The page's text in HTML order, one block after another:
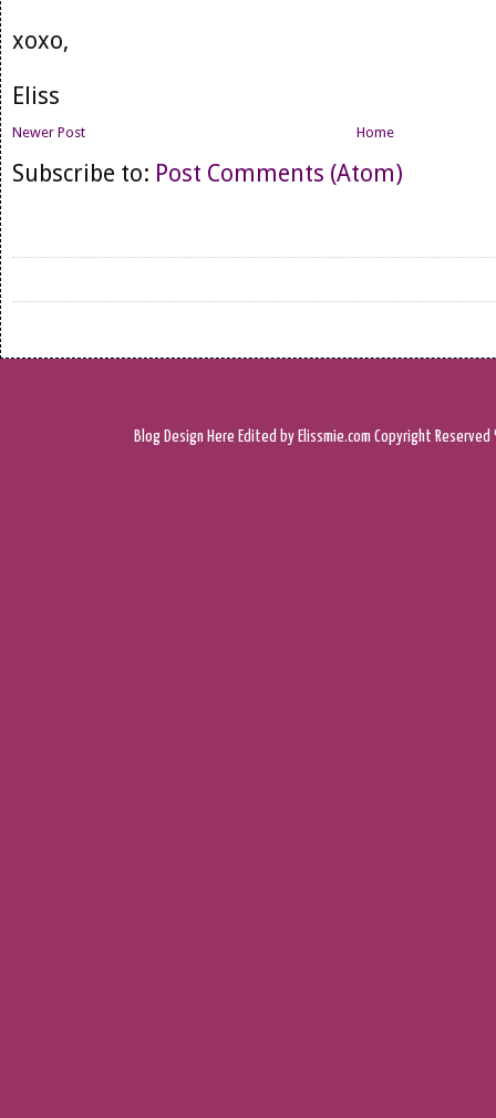
xoxo,
Eliss
Newer Post Home
Subscribe to: Post Comments (Atom)
Blog Design Here Edited by Elissmie.com Copyright Reserved